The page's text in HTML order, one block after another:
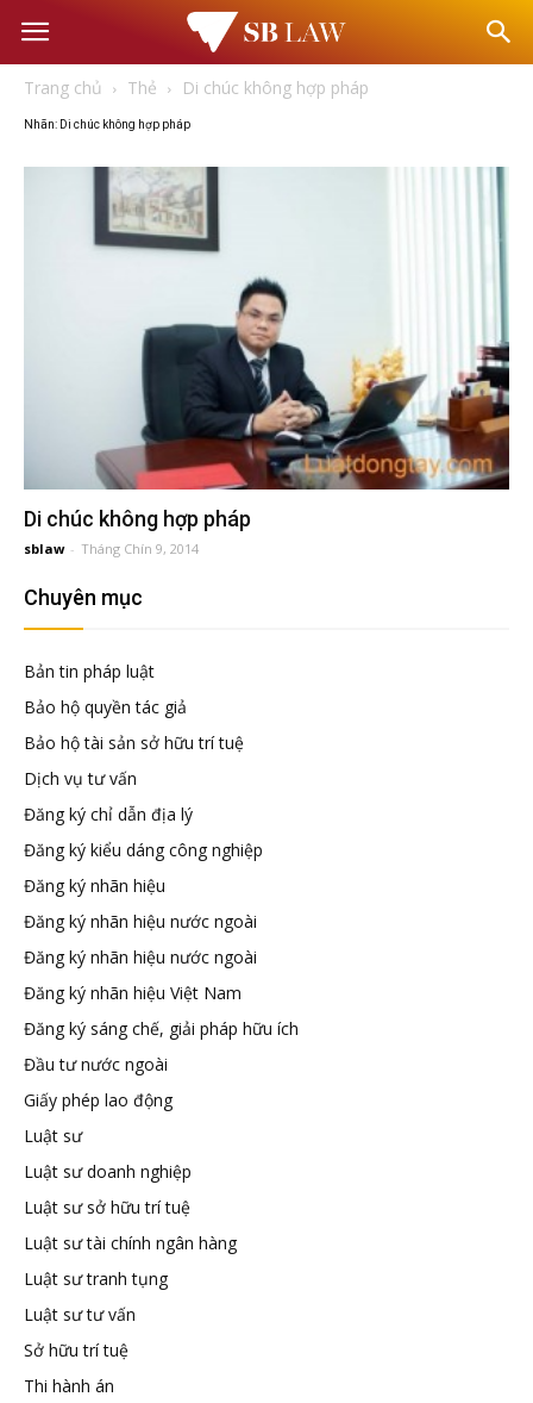
Văn
đầu
Đại
diện
hữu
tuệ
Trang chủ Thẻ Di chúc không hợp pháp
Nhãn: Di chúc không hợp pháp
Di chúc không hợp pháp
sblaw - Tháng Chín 9, 2014
Chuyên mục
Bản tin pháp luật
Bảo hộ quyền tác giả
Bảo hộ tài sản sở hữu trí tuệ
Dịch vụ tư vấn
Đăng ký chỉ dẫn địa lý
Đăng ký kiểu dáng công nghiệp
Đăng ký nhãn hiệu
Đăng ký nhãn hiệu nước ngoài
Đăng ký nhãn hiệu nước ngoài
Đăng ký nhãn hiệu Việt Nam
Đăng ký sáng chế, giải pháp hữu ích
Đầu tư nước ngoài
Giấy phép lao động
Luật sư
Luật sư doanh nghiệp
Luật sư sở hữu trí tuệ
Luật sư tài chính ngân hàng
Luật sư tranh tụng
Luật sư tư vấn
Sở hữu trí tuệ
Thi hành án